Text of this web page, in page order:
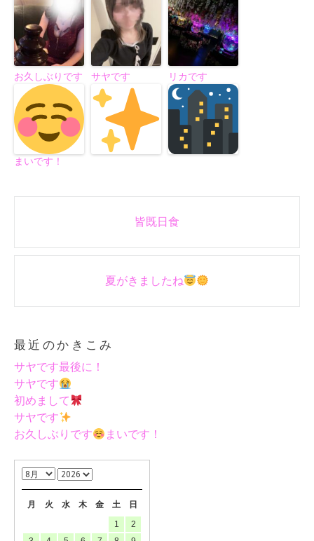
お久しぶりです
まいです！
サヤです リカです
皆既日食
夏がきましたね
最近のかきこみ
サヤです最後に！
サヤです
初めまして
サヤです
お久しぶりです
まいです！
月 火 水 木 金 土 日
1
2